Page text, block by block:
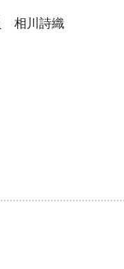
相川詩織